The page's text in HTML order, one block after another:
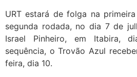
URT estará de folga na
segunda rodada, no dia 7 de
Israel Pinheiro, em Itabira,
sequência, o Trovão Azul
feira, dia 10.